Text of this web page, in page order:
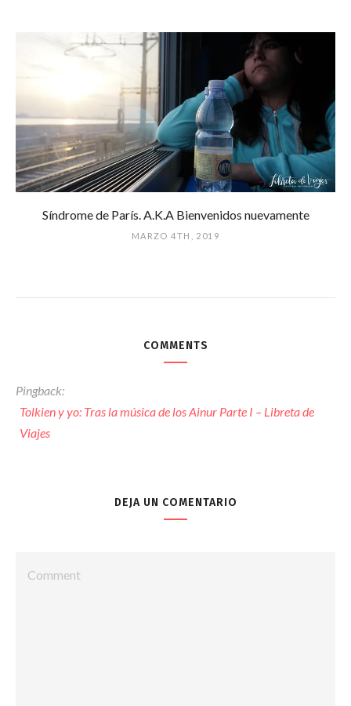
Síndrome de París. A.K.A Bienvenidos nuevamente
MARZO 4TH, 2019
COMMENTS
Pingback:
Tolkien y yo: Tras la música de los Ainur Parte I – Libreta de
Viajes
DEJA UN COMENTARIO